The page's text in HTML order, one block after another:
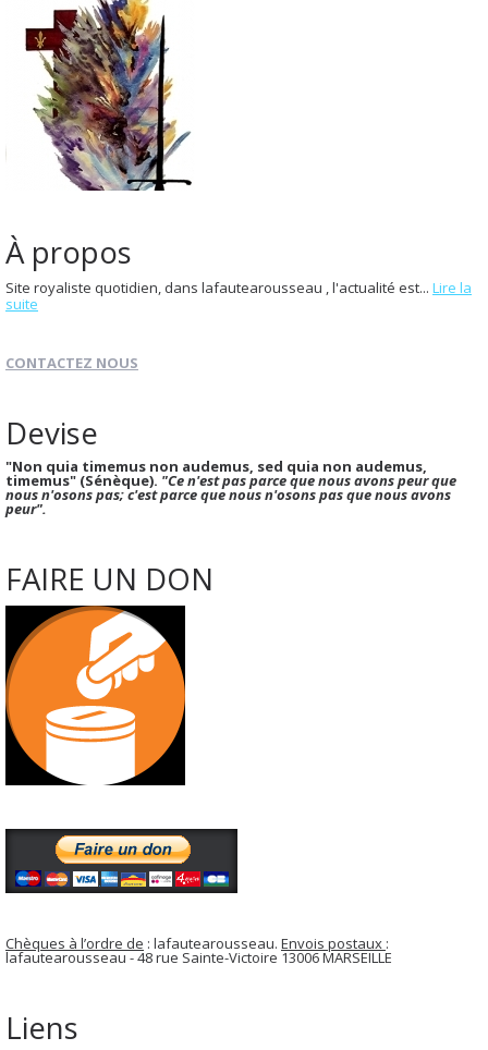
À propos
Site royaliste quotidien, dans lafautearousseau , l'actualité est... Lire la
suite
CONTACTEZ NOUS
Devise
"Non quia timemus non audemus, sed quia non audemus,
timemus" (Sénèque). "Ce n'est pas parce que nous avons peur que
nous n'osons pas; c'est parce que nous n'osons pas que nous avons
peur".
FAIRE UN DON
Chèques à l’ordre de : lafautearousseau. Envois postaux :
lafautearousseau - 48 rue Sainte-Victoire 13006 MARSEILLE
Liens